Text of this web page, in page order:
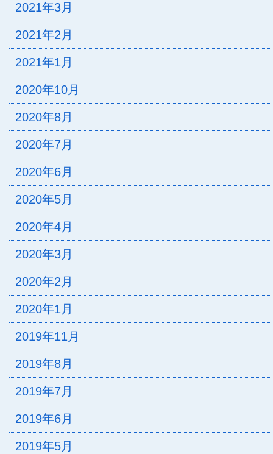
2021年3月
2021年2月
2021年1月
2020年10月
2020年8月
2020年7月
2020年6月
2020年5月
2020年4月
2020年3月
2020年2月
2020年1月
2019年11月
2019年8月
2019年7月
2019年6月
2019年5月